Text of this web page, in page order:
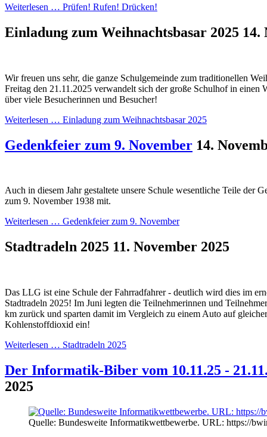
Weiterlesen … Prüfen! Rufen! Drücken!
Einladung zum Weihnachtsbasar 2025 14.
Wir freuen uns sehr, die ganze Schulgemeinde zum traditionellen
Freitag den 21.11.2025 verwandelt sich der große Schulhof in einen
über viele Besucherinnen und Besucher!
Weiterlesen … Einladung zum Weihnachtsbasar 2025
Gedenkfeier zum 9. November 14.
Auch in diesem Jahr gestaltete unsere Schule wesentliche Teile der
zum 9. November 1938 mit.
Weiterlesen … Gedenkfeier zum 9. November
Stadtradeln 2025 11. November 2025
Das LLG ist eine Schule der Fahrradfahrer - deutlich wird dies im
Stadtradeln 2025! Im Juni legten die Teilnehmerinnen und
km zurück und sparten damit im Vergleich zu einem Auto auf
Kohlenstoffdioxid ein!
Weiterlesen … Stadtradeln 2025
Der Informatik-Biber vom 10.11.25 -
2025
Quelle: Bundesweite Informatikwettbewerbe. URL: https://